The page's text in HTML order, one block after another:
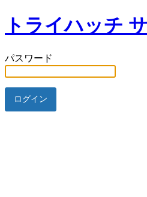
トライハッチ
パスワード